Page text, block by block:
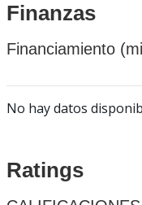
Finanzas
Financiamiento
No hay datos
Ratings